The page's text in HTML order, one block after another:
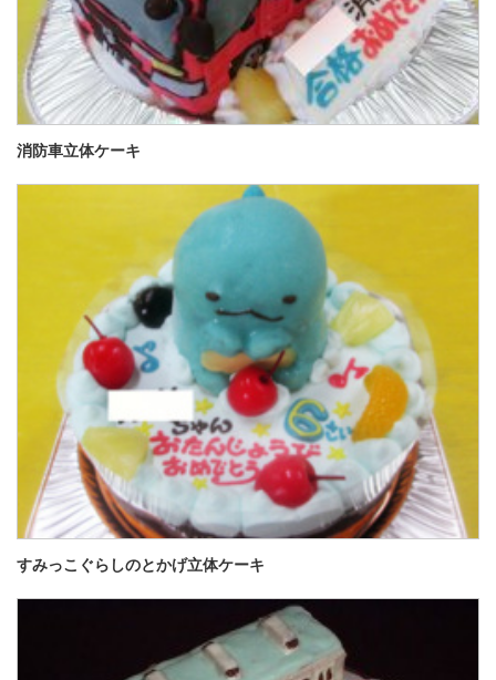
消防車立体ケーキ
すみっこぐらしのとかげ立体ケーキ